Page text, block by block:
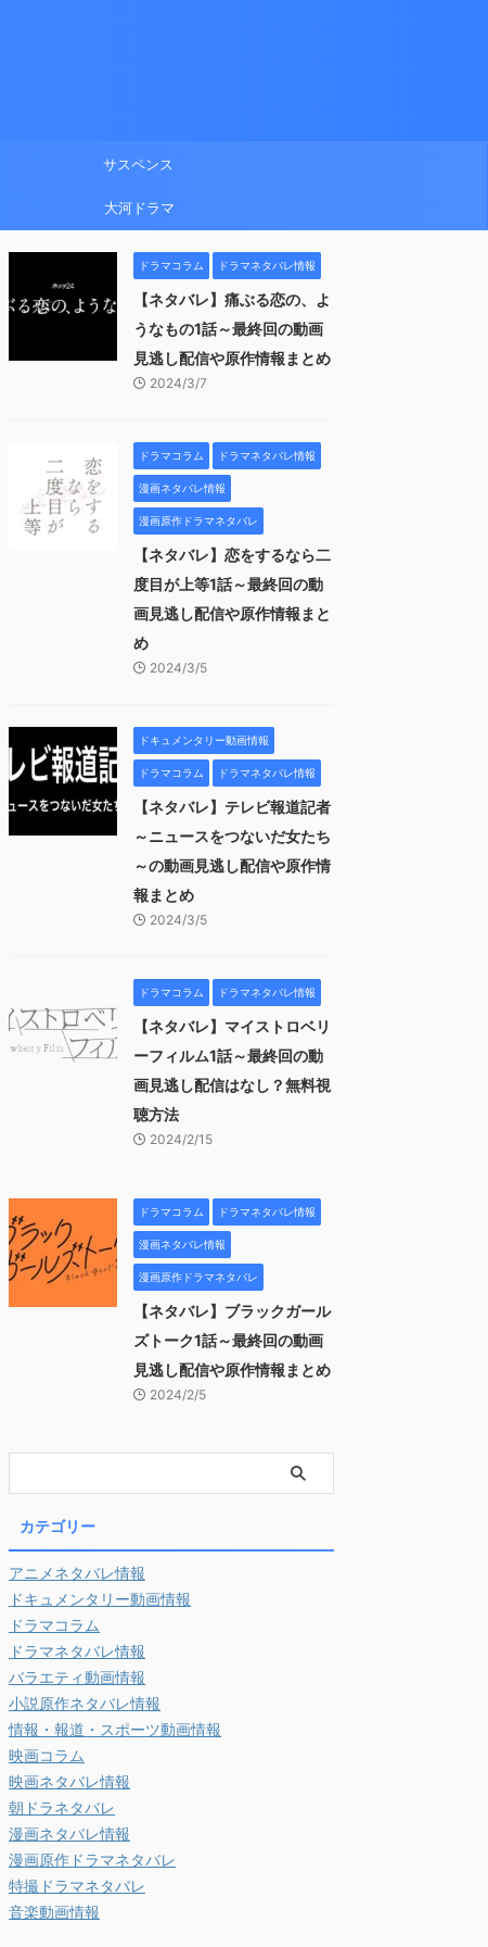
サスペンス
大河ドラマ
ドラマコラム ドラマネタバレ情報
【ネタバレ】痛ぶる恋の、よ
うなもの1話～最終回の動画
見逃し配信や原作情報まとめ
2024/3/7
ドラマコラム ドラマネタバレ情報
漫画ネタバレ情報
漫画原作ドラマネタバレ
【ネタバレ】恋をするなら二
度目が上等1話～最終回の動
画見逃し配信や原作情報まと
め
2024/3/5
ドキュメンタリー動画情報
ドラマコラム ドラマネタバレ情報
【ネタバレ】テレビ報道記者
～ニュースをつないだ女たち
～の動画見逃し配信や原作情
報まとめ
2024/3/5
ドラマコラム ドラマネタバレ情報
【ネタバレ】マイストロベリ
ーフィルム1話～最終回の動
画見逃し配信はなし？無料視
聴方法
2024/2/15
ドラマコラム ドラマネタバレ情報
漫画ネタバレ情報
漫画原作ドラマネタバレ
【ネタバレ】ブラックガール
ズトーク1話～最終回の動画
見逃し配信や原作情報まとめ
2024/2/5
カテゴリー
アニメネタバレ情報
ドキュメンタリー動画情報
ドラマコラム
ドラマネタバレ情報
バラエティ動画情報
小説原作ネタバレ情報
情報・報道・スポーツ動画情報
映画コラム
映画ネタバレ情報
朝ドラネタバレ
漫画ネタバレ情報
漫画原作ドラマネタバレ
特撮ドラマネタバレ
音楽動画情報